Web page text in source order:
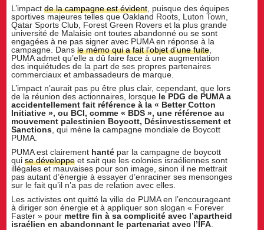
L’impactde la campagne est évident , puisque des équipes
sportives majeures telles que Oakland Roots, Luton Town,
Qatar Sports Club, Forest Green Rovers et la plus grande
université de Malaisie ont toutes abandonné ou se sont
engagées à ne pas signer avec PUMA en réponse à la
campagne. Dansle mémo qui a fait l’objet d’une fuite
PUMA admet qu’elle a dû faire face à une augmentation
des inquiétudes de la part de ses propres partenaires
commerciaux et ambassadeurs de marque.
L’impact n’aurait pas pu être plus clair, cependant, que lors
de la réunion des actionnaires, lorsque le PDG de PUMA a
accidentellement fait référence à la « Better Cotton
Initiative », ou BCI, comme « BDS », une référence au
mouvement palestinien Boycott, Désinvestissement et
Sanctions, qui mène la campagne mondiale de Boycott
PUMA.
PUMA est clairement hanté par la campagne de boycott
quise développe et sait que les colonies israéliennes sont
illégales et mauvaises pour son image, sinon il ne mettrait
pas autant d’énergie à essayer d’enraciner ses mensonges
sur le fait qu’il n’a pas de relation avec elles.
Les activistes ont quitté la ville de PUMA en l’encourageant
à diriger son énergie et à appliquer son slogan « Forever
Faster » pour mettre fin à sa complicité avec l’apartheid
israélien en abandonnant le partenariat avec l’IFA